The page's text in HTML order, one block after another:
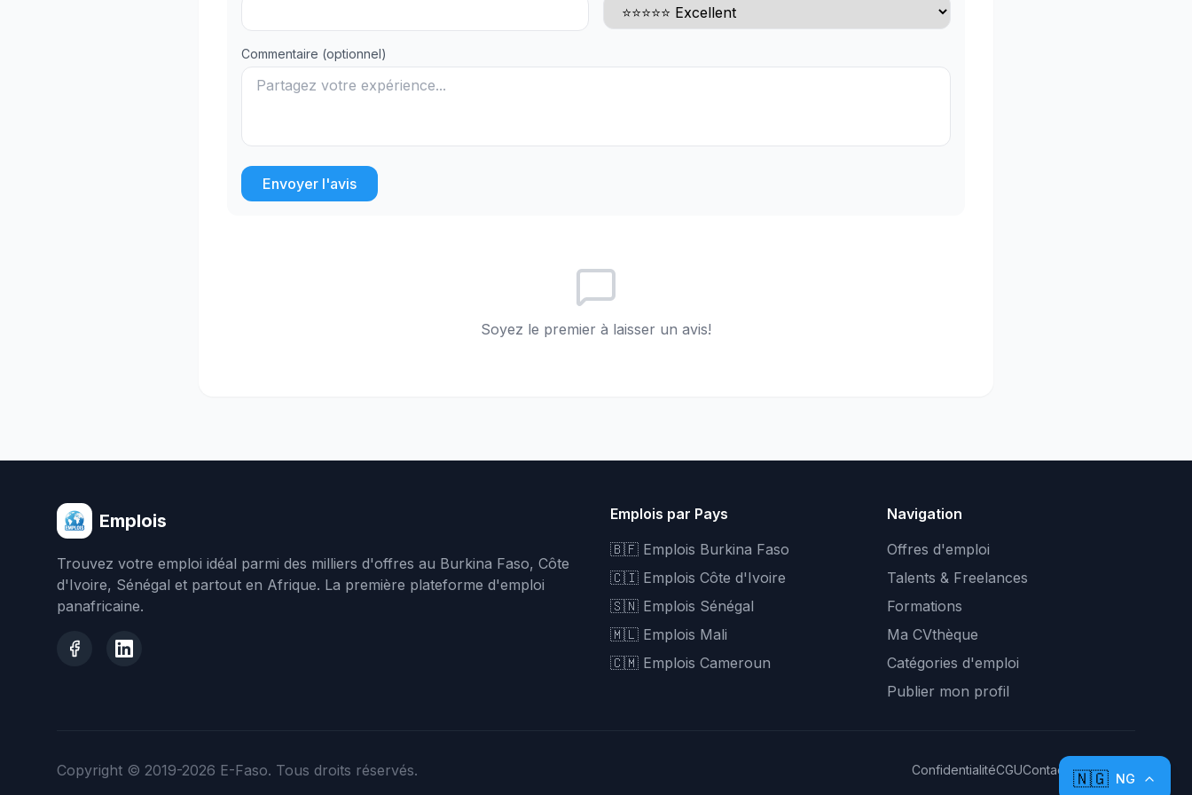
Commentaire (optionnel)
Envoyer l'avis
Soyez le premier à laisser un avis!
Emplois
Trouvez votre emploi idéal parmi des milliers d'offres au Burkina Faso, Côte
d'Ivoire, Sénégal et partout en Afrique. La première plateforme d'emploi
panafricaine.
Emplois par Pays
🇧🇫 Emplois Burkina Faso
🇨🇮 Emplois Côte d'Ivoire
🇸🇳 Emplois Sénégal
🇲🇱 Emplois Mali
🇨🇲 Emplois Cameroun
Navigation
Offres d'emploi
Talents & Freelances
Formations
Ma CVthèque
Catégories d'emploi
Publier mon profil
Copyright © 2019-2026 E-Faso. Tous droits réservés. ConfidentialitéCGUContact Plan du site
🇳🇬 NG